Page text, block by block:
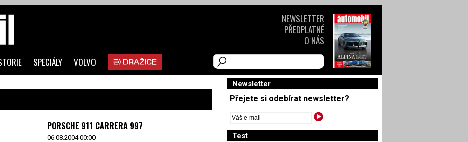
PORSCHE 911 CARRERA 997
06.08.2004 00:00
Newsletter
Přejete si odebírat newsletter?
Test
SPECIÁLY VOLVO
NEWSLETTER
PŘEDPLATNÉ
O NÁS